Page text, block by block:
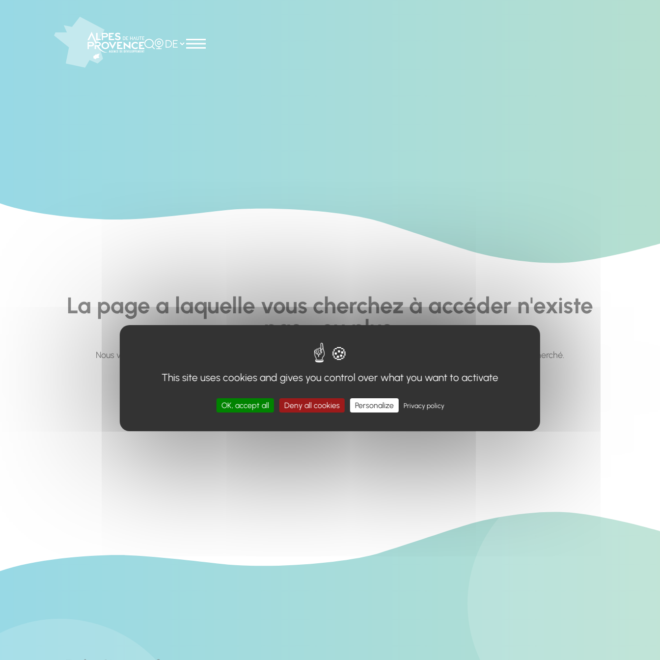
Rechercher
Choisir la langue
La page a laquelle vous cherchez à accéder n'existe
pas... ou plus.
Nous vous invitons à utiliser le moteur de recherche en haut de page, ou à utiliser le menu pour trouver le contenu recherché.
Retour à l'accueil
This site uses cookies and gives you control over what you want to activate
OK, accept all Deny all cookies Personalize Privacy policy